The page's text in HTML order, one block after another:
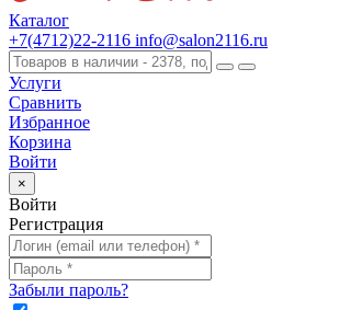
Каталог
+7(4712)22-2116 info@salon2116.ru
Услуги
Сравнить
Избранное
Корзина
Войти
×
Войти
Регистрация
Забыли пароль?